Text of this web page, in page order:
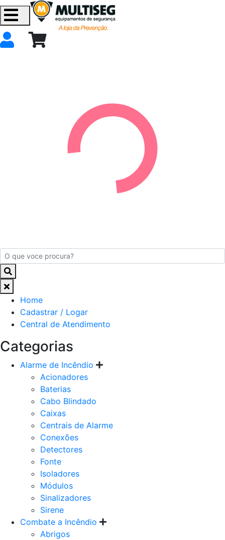
Home
Cadastrar / Logar
Central de Atendimento
Categorias
Alarme de Incêndio
Acionadores
Baterias
Cabo Blindado
Caixas
Centrais de Alarme
Conexões
Detectores
Fonte
Isoladores
Módulos
Sinalizadores
Sirene
Combate a Incêndio
Abrigos